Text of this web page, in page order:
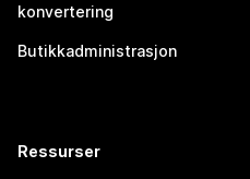
konvertering
Butikkadministrasjon
Ressurser